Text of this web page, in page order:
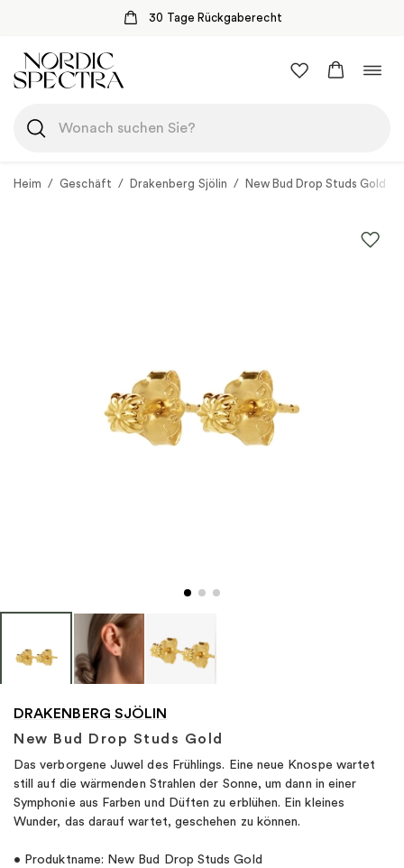
30 Tage Rückgaberecht
Inhalt
springen
Heim / Geschäft / Drakenberg Sjölin / New Bud Drop Studs Gold
DRAKENBERG SJÖLIN
New Bud Drop Studs Gold
Das verborgene Juwel des Frühlings. Eine neue Knospe wartet
still auf die wärmenden Strahlen der Sonne, um dann in einer
Symphonie aus Farben und Düften zu erblühen. Ein kleines
Wunder, das darauf wartet, geschehen zu können.
• Produktname: New Bud Drop Studs Gold